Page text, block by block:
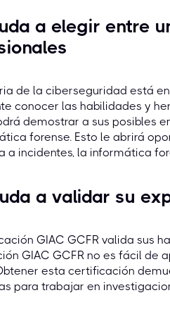
a elegir entre
de la ciberseguridad está
conocer las habilidades y
demostrar a sus posibles
forense. Esto le abrirá
a incidentes, la informática
a validar su
GIAC GCFR valida sus
GIAC GCFR no es fácil de
esta certificación
para trabajar en